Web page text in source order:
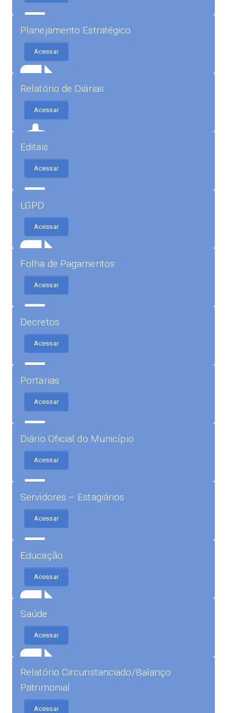
Planejamento Estratégico
Acessar
Relatório de Diárias
Acessar
Editais
Acessar
LGPD
Acessar
Folha de Pagamentos
Acessar
Decretos
Acessar
Portarias
Acessar
Diário Oficial do Município
Acessar
Servidores – Estagiários
Acessar
Educação
Acessar
Saúde
Acessar
Relatório Circunstanciado/Balanço
Patrimonial
Acessar